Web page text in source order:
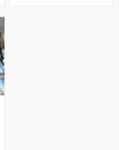
sahiblərinin olduğu bildirilib.